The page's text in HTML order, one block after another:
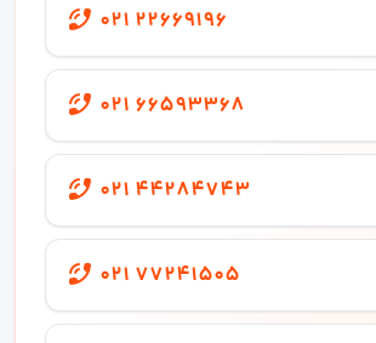
021 22669196
021 66593368
021 44284743
021 77241505